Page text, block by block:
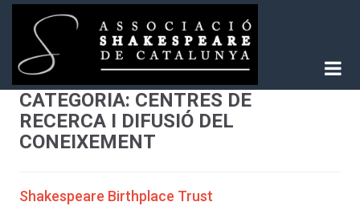
Skip
Associació Shakespeare de Catalunya
CATEGORIA: CENTRES DE
RECERCA I DIFUSIÓ DEL
CONEIXEMENT
Shakespeare Birthplace Trust